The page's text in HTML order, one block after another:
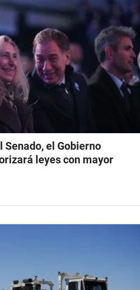
el Gobierno
leyes con mayor